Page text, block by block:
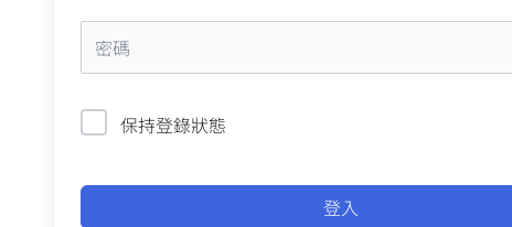
保持登錄狀態
登入